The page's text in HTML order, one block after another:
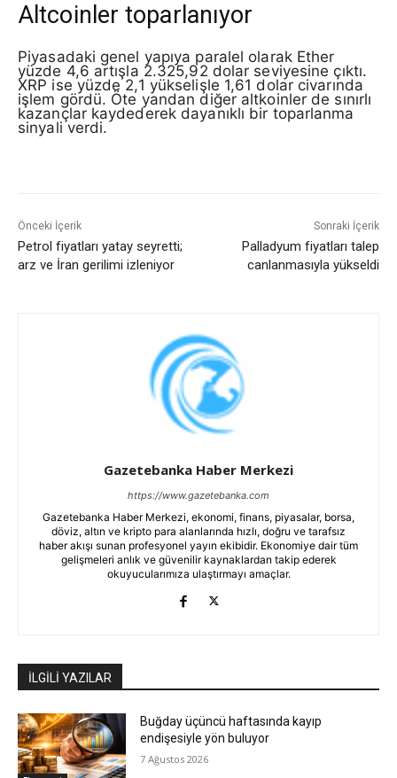
Altcoinler toparlanıyor
Piyasadaki genel yapıya paralel olarak Ether
yüzde 4,6 artışla 2.325,92 dolar seviyesine çıktı.
XRP ise yüzde 2,1 yükselişle 1,61 dolar civarında
işlem gördü. Öte yandan diğer altkoinler de sınırlı
kazançlar kaydederek dayanıklı bir toparlanma
sinyali verdi.
Önceki İçerik
Petrol fiyatları yatay seyretti;
arz ve İran gerilimi izleniyor
Sonraki İçerik
Palladyum fiyatları talep
canlanmasıyla yükseldi
Gazetebanka Haber Merkezi
https://www.gazetebanka.com
Gazetebanka Haber Merkezi, ekonomi, finans, piyasalar, borsa,
döviz, altın ve kripto para alanlarında hızlı, doğru ve tarafsız
haber akışı sunan profesyonel yayın ekibidir. Ekonomiye dair tüm
gelişmeleri anlık ve güvenilir kaynaklardan takip ederek
okuyucularımıza ulaştırmayı amaçlar.
İLGİLİ YAZILAR
Buğday üçüncü haftasında kayıp
endişesiyle yön buluyor
7 Ağustos 2026